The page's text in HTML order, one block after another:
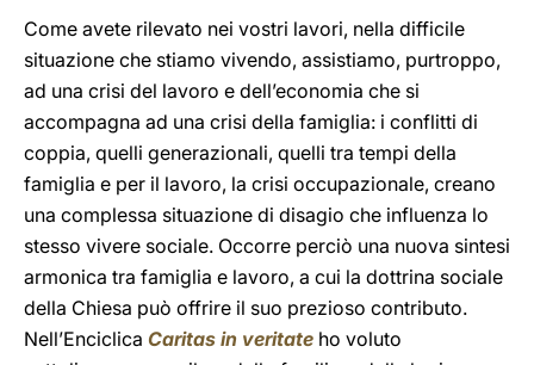
Come avete rilevato nei vostri lavori, nella difficile
situazione che stiamo vivendo, assistiamo, purtroppo,
ad una crisi del lavoro e dell’economia che si
accompagna ad una crisi della famiglia: i conflitti di
coppia, quelli generazionali, quelli tra tempi della
famiglia e per il lavoro, la crisi occupazionale, creano
una complessa situazione di disagio che influenza lo
stesso vivere sociale. Occorre perciò una nuova sintesi
armonica tra famiglia e lavoro, a cui la dottrina sociale
della Chiesa può offrire il suo prezioso contributo.
Nell’Enciclica Caritas in veritate ho voluto